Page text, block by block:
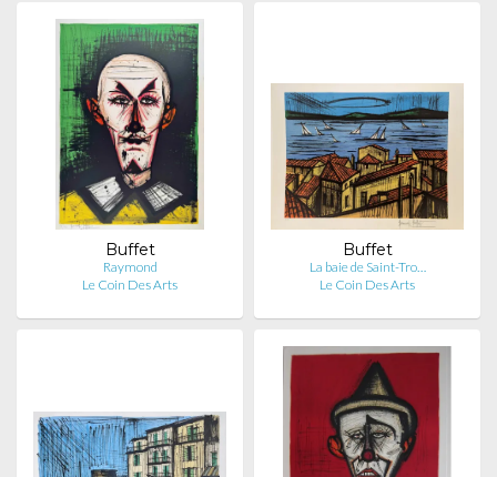
Buffet
Raymond
Le Coin Des Arts
Buffet
La baie de Saint-Tro…
Le Coin Des Arts